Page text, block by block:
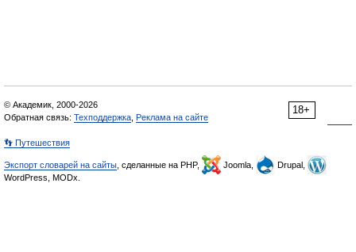
18+
© Академик, 2000-2026
Обратная связь: Техподдержка Реклама на сайте
👣 Путешествия
Экспорт словарей на сайты , сделанные на PHP, Joomla,
Drupal,
WordPress, MODx.